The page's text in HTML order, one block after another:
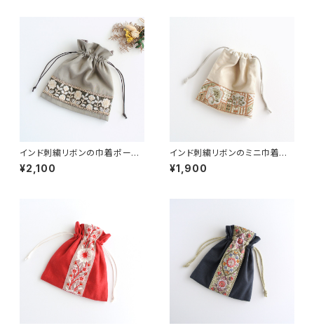
インド刺繍リボンの巾着ポーチ
ベージュ
¥2,100
インド刺繍リボンのミニ巾着
ライトベージュ
¥1,900